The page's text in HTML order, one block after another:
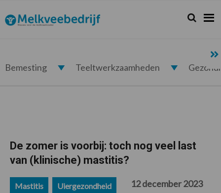
de
hoofdnavigatie
de
hoofd
de
eerste
de
voettekst
Melkveebedrijf.nl Zoeken...
Zoek
Bemesting Teeltwerkzaamheden
De zomer is voorbij: toch nog veel last
van (klinische) mastitis?
Mastitis Uiergezondheid 12 december 2023